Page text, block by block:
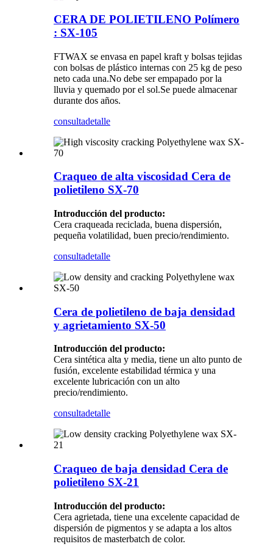
CERA DE POLIETILENO Polímero
: SX-105
FTWAX se envasa en papel kraft y bolsas tejidas
con bolsas de plástico internas con 25 kg de peso
neto cada una.No debe ser empapado por la
lluvia y quemado por el sol.Se puede almacenar
durante dos años.
consultadetalle
Craqueo de alta viscosidad Cera de
polietileno SX-70
Introducción del producto:
Cera craqueada reciclada, buena dispersión,
pequeña volatilidad, buen precio/rendimiento.
consultadetalle
Cera de polietileno de baja densidad
y agrietamiento SX-50
Introducción del producto:
Cera sintética alta y media, tiene un alto punto de
fusión, excelente estabilidad térmica y una
excelente lubricación con un alto
precio/rendimiento.
consultadetalle
Craqueo de baja densidad Cera de
polietileno SX-21
Introducción del producto:
Cera agrietada, tiene una excelente capacidad de
dispersión de pigmentos y se adapta a los altos
requisitos de masterbatch de color.